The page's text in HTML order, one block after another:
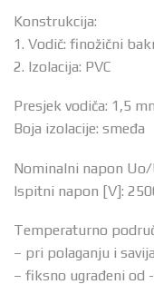
Konstrukcija:
1. Vodič: finožični
2. Izolacija: PVC
Presjek vodiča: 1,5
Boja izolacije: smeđa
Nominalni napon
Ispitni napon [V]:
Temperaturno
– pri polaganju i
– fiksno ugrađeni od -